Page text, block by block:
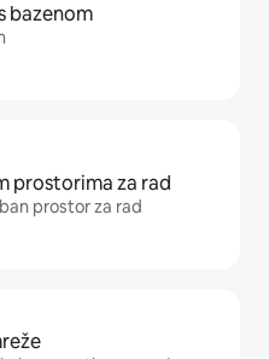
bazenom
prostorima za rad
prostor za rad